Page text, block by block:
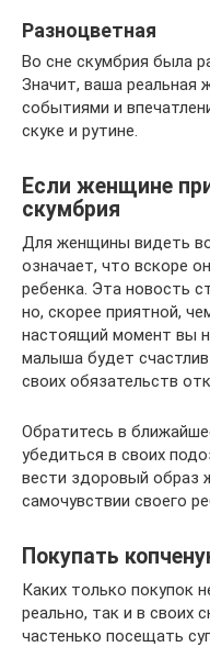
Разноцветная
Во сне скумбрия была
Значит, ваша реальная
событиями и
скуке и рутине.
Если женщине
скумбрия
Для женщины видеть
означает, что вскоре
ребенка. Эта новость
но, скорее приятной,
настоящий момент вы
малыша будет
своих обязательств
Обратитесь в
убедиться в своих
вести здоровый образ
самочувствии своего
Покупать
Каких только покупок
реально, так и в своих
частенько посещать